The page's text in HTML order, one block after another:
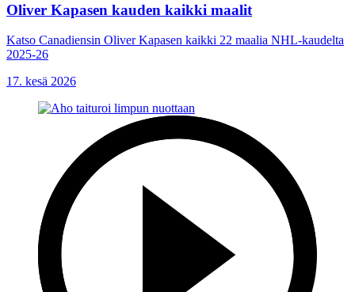
Oliver Kapasen kauden kaikki maalit
Katso Canadiensin Oliver Kapasen kaikki 22 maalia NHL-kaudelta
2025-26
17. kesä 2026